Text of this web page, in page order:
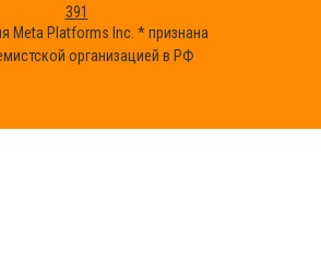
391
Meta Platforms Inc. * признана
организацией в РФ